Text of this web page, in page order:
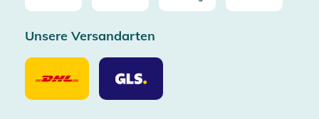
Unsere Versandarten
Unsere
Versandarten
DHL
Unsere
Versandarten
GLS